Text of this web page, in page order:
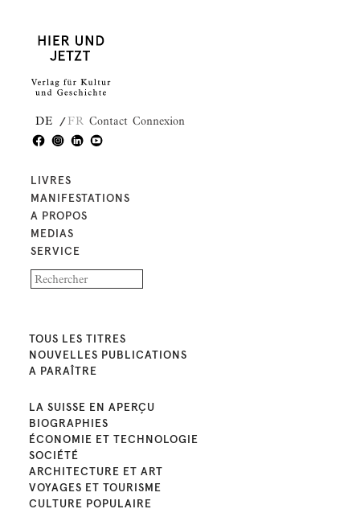
DE FR Contact Connexion
LIVRES
MANIFESTATIONS
A PROPOS
MEDIAS
SERVICE
TOUS LES TITRES
NOUVELLES PUBLICATIONS
A PARAÎTRE
LA SUISSE EN APERÇU
BIOGRAPHIES
ÉCONOMIE ET TECHNOLOGIE
SOCIÉTÉ
ARCHITECTURE ET ART
VOYAGES ET TOURISME
CULTURE POPULAIRE